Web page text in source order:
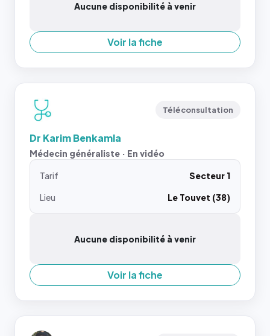
Aucune disponibilité à venir
Voir la fiche
Téléconsultation
Dr Karim Benkamla
Médecin généraliste · En vidéo
Tarif
Secteur 1
Lieu
Le Touvet (38)
Aucune disponibilité à venir
Voir la fiche